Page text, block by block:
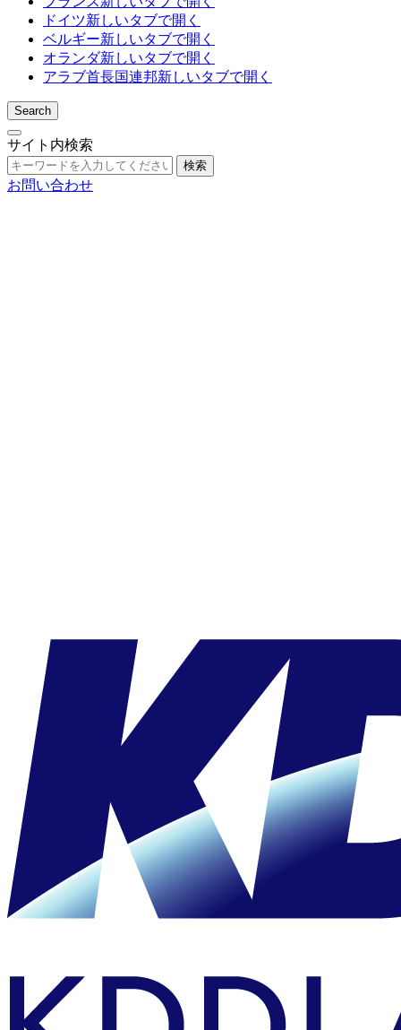
ドイツ新しいタブで開く
ベルギー新しいタブで開く
オランダ新しいタブで開く
アラブ首長国連邦新しいタブで開く
Search
サイト内検索
検索
お問い合わせ